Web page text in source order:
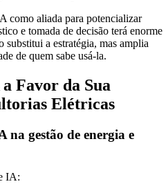
como aliada para potencializar
e tomada de decisão terá enorme
a estratégia, mas amplia
de quem sabe usá-la.
Favor da Sua
Elétricas
na gestão de energia e
IA: